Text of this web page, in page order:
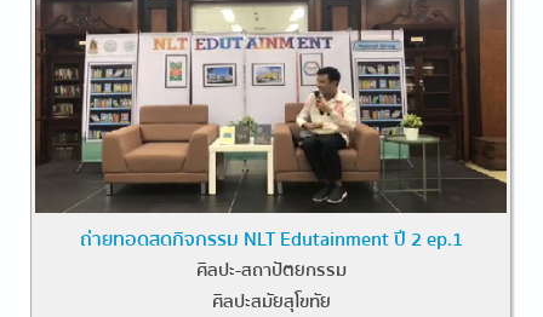
ถ่ายทอดสดกิจกรรม NLT Edutainment ปี 2 ep.1
ศิลปะ-สถาปัตยกรรม
ศิลปะสมัยสุโขทัย